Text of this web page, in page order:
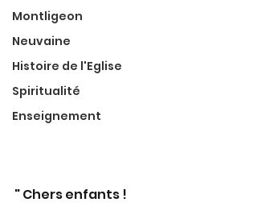
Montligeon
Neuvaine
Histoire de l'Eglise
Spiritualité
Enseignement
" Chers enfants !